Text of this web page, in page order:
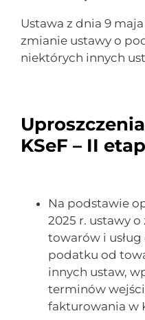
Ustawa z dnia 9
zmianie ustawy o
niektórych innych
KSeF – II
Na podstawie
2025 r. ustawy
towarów i
podatku od
innych ustaw,
terminów
fakturowania w